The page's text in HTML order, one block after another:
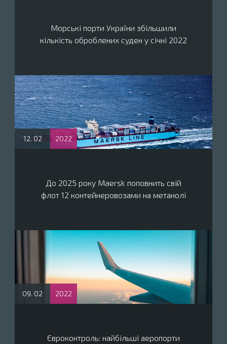
Морські порти України збільшили
кількість оброблених суден у січні 2022
12. 02 2022
До 2025 року Maersk поповнить свій
флот 12 контейнеровозами на метанолі
09. 02 2022
Євроконтроль: найбільші аеропорти